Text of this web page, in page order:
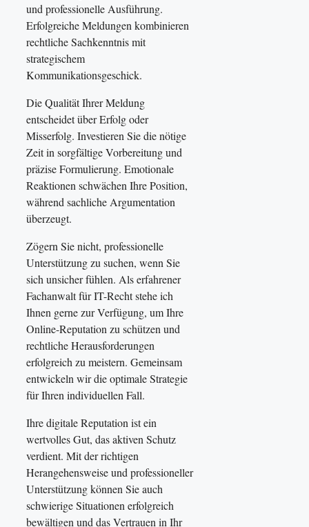
und professionelle Ausführung.
Erfolgreiche Meldungen kombinieren
rechtliche Sachkenntnis mit
strategischem
Kommunikationsgeschick.
Die Qualität Ihrer Meldung
entscheidet über Erfolg oder
Misserfolg. Investieren Sie die nötige
Zeit in sorgfältige Vorbereitung und
präzise Formulierung. Emotionale
Reaktionen schwächen Ihre Position,
während sachliche Argumentation
überzeugt.
Zögern Sie nicht, professionelle
Unterstützung zu suchen, wenn Sie
sich unsicher fühlen. Als erfahrener
Fachanwalt für IT-Recht stehe ich
Ihnen gerne zur Verfügung, um Ihre
Online-Reputation zu schützen und
rechtliche Herausforderungen
erfolgreich zu meistern. Gemeinsam
entwickeln wir die optimale Strategie
für Ihren individuellen Fall.
Ihre digitale Reputation ist ein
wertvolles Gut, das aktiven Schutz
verdient. Mit der richtigen
Herangehensweise und professioneller
Unterstützung können Sie auch
schwierige Situationen erfolgreich
bewältigen und das Vertrauen in Ihr